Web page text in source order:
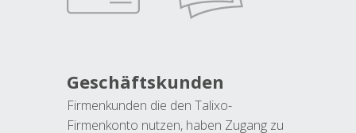
Geschäftskunden
Firmenkunden die den Talixo-
Firmenkonto nutzen, haben Zugang zu